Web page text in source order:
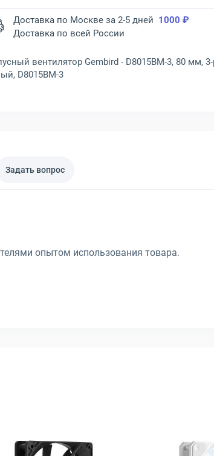
Доставка по Москве за 2-5 дней 1000 ₽
Доставка по всей России
вентилятор Gembird - D8015BM-3, 80 мм,
D8015BM-3
Задать вопрос
опытом использования товара.